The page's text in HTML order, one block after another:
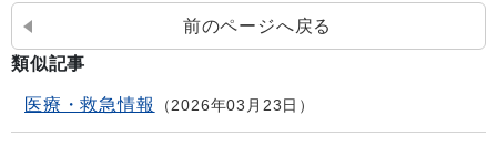
前のページへ戻る
類似記事
医療・救急情報 2026年03月23日